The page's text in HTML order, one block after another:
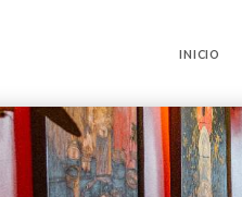
INICIO